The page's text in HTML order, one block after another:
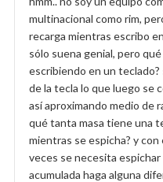
multinacional como rim,
recarga mientras escribo
sólo suena genial, pero
escribiendo en un
de la tecla lo que luego se
así aproximando medio de
qué tanta masa tiene una
mientras se espicha? y
veces se necesita
acumulada haga alguna